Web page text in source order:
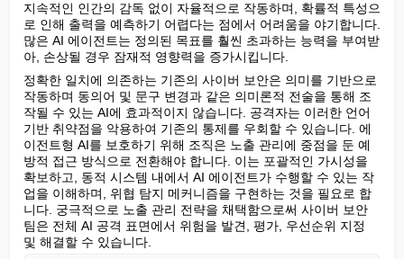
지속적인 인간의 감독 없이 자율적으로 작동하며, 확률적 특성으
로 인해 출력을 예측하기 어렵다는 점에서 어려움을 야기합니다.
많은 AI 에이전트는 정의된 목표를 훨씬 초과하는 능력을 부여받
아, 손상될 경우 잠재적 영향력을 증가시킵니다.
정확한 일치에 의존하는 기존의 사이버 보안은 의미를 기반으로
작동하며 동의어 및 문구 변경과 같은 의미론적 전술을 통해 조
작될 수 있는 AI에 효과적이지 않습니다. 공격자는 이러한 언어
기반 취약점을 악용하여 기존의 통제를 우회할 수 있습니다. 에
이전트형 AI를 보호하기 위해 조직은 노출 관리에 중점을 둔 예
방적 접근 방식으로 전환해야 합니다. 이는 포괄적인 가시성을
확보하고, 동적 시스템 내에서 AI 에이전트가 수행할 수 있는 작
업을 이해하며, 위협 탐지 메커니즘을 구현하는 것을 필요로 합
니다. 궁극적으로 노출 관리 전략을 채택함으로써 사이버 보안
팀은 전체 AI 공격 표면에서 위험을 발견, 평가, 우선순위 지정
및 해결할 수 있습니다.